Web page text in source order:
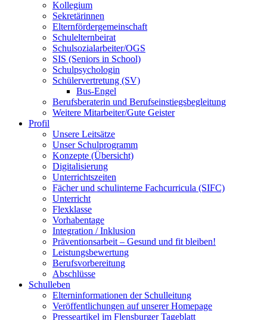
Kollegium
Sekretärinnen
Elternfördergemeinschaft
Schulelternbeirat
Schulsozialarbeiter/OGS
SIS (Seniors in School)
Schulpsychologin
Schülervertretung (SV)
Bus-Engel
Berufsberaterin und Berufseinstiegsbegleitung
Weitere Mitarbeiter/Gute Geister
Profil
Unsere Leitsätze
Unser Schulprogramm
Konzepte (Übersicht)
Digitalisierung
Unterrichtszeiten
Fächer und schulinterne Fachcurricula (SIFC)
Unterricht
Flexklasse
Vorhabentage
Integration / Inklusion
Präventionsarbeit – Gesund und fit bleiben!
Leistungsbewertung
Berufsvorbereitung
Abschlüsse
Schulleben
Elterninformationen der Schulleitung
Veröffentlichungen auf unserer Homepage
Presseartikel im Flensburger Tageblatt